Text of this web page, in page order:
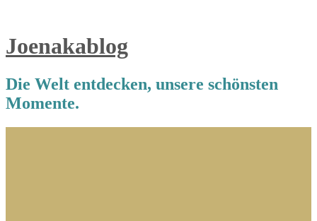
Joenakablog
Die Welt entdecken, unsere schönsten
Momente.